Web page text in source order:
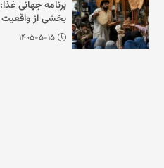
برنامه جهانی
بخشی از
۱۴۰۵-۵-۱۵